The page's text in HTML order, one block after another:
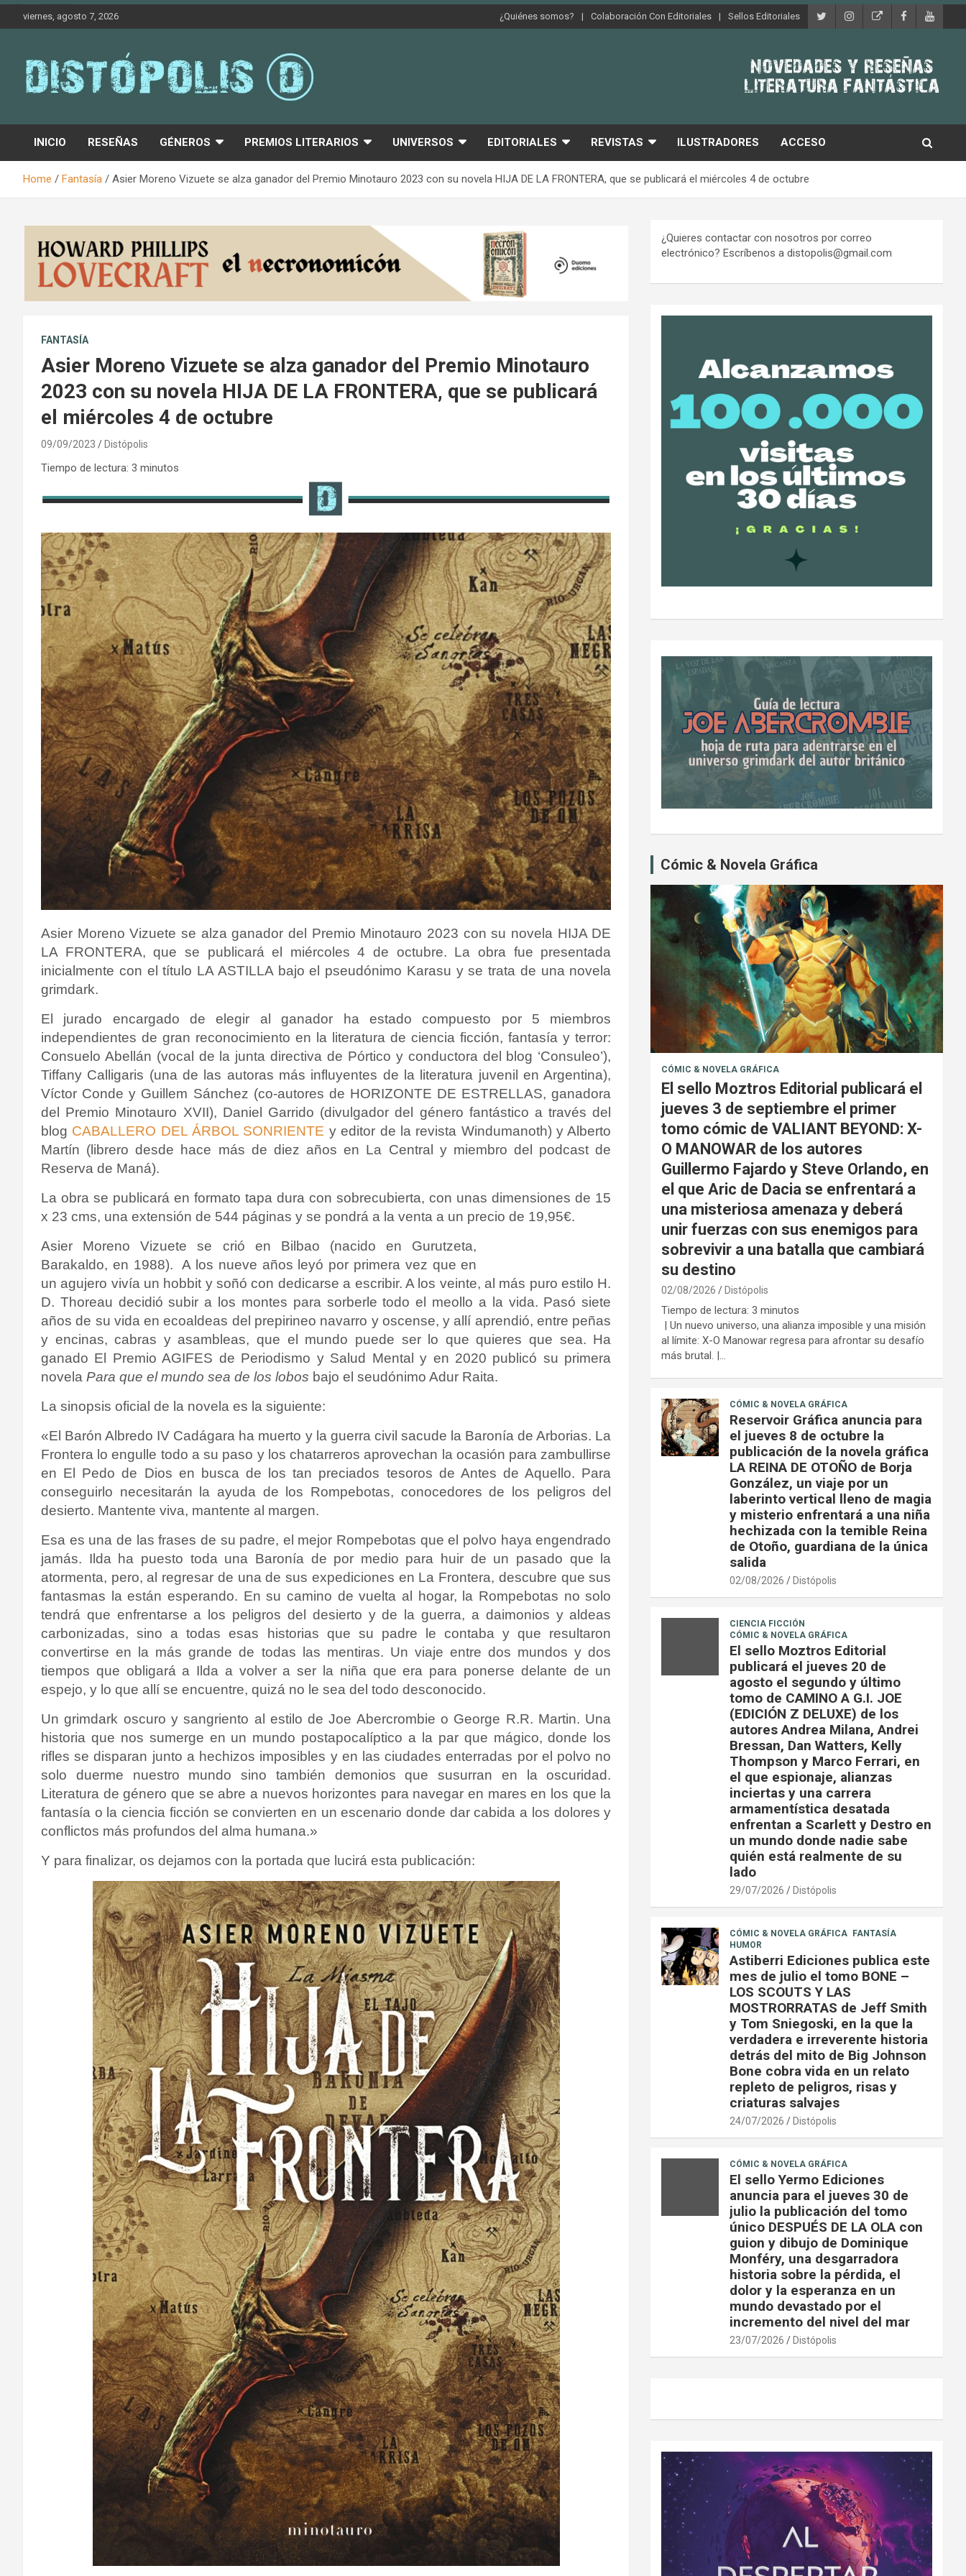
Skip
viernes, agosto 7, 2026 ¿Quiénes somos? Colaboración Con Editoriales Sellos Editoriales
Distópolis
INICIO RESEÑAS GÉNEROS PREMIOS LITERARIOS UNIVERSOS EDITORIALES REVISTAS ILUSTRADORES ACCESO
Home Fantasía Asier Moreno Vizuete se alza ganador del Premio Minotauro 2023 con su novela HIJA DE LA FRONTERA, que se publicará el miércoles 4 de octubre
FANTASÍA
Asier Moreno Vizuete se alza ganador del Premio Minotauro
2023 con su novela HIJA DE LA FRONTERA, que se publicará
el miércoles 4 de octubre
09/09/2023 Distópolis
Tiempo de lectura: 3 minutos
Asier Moreno Vizuete se alza ganador del Premio Minotauro 2023 con su novela HIJA DE
LA FRONTERA, que se publicará el miércoles 4 de octubre. La obra fue presentada
inicialmente con el título LA ASTILLA bajo el pseudónimo Karasu y se trata de una novela
grimdark.
El jurado encargado de elegir al ganador ha estado compuesto por 5 miembros
independientes de gran reconocimiento en la literatura de ciencia ficción, fantasía y terror:
Consuelo Abellán (vocal de la junta directiva de Pórtico y conductora del blog ‘Consuleo’),
Tiffany Calligaris (una de las autoras más influyentes de la literatura juvenil en Argentina),
Víctor Conde y Guillem Sánchez (co-autores de HORIZONTE DE ESTRELLAS, ganadora
del Premio Minotauro XVII), Daniel Garrido (divulgador del género fantástico a través del
blog CABALLERO DEL ÁRBOL SONRIENTE y editor de la revista Windumanoth) y Alberto
Martín (librero desde hace más de diez años en La Central y miembro del podcast de
Reserva de Maná).
La obra se publicará en formato tapa dura con sobrecubierta, con unas dimensiones de 15
x 23 cms, una extensión de 544 páginas y se pondrá a la venta a un precio de 19,95€.
Asier Moreno Vizuete se crió en Bilbao (nacido en Gurutzeta,
Barakaldo, en 1988). A los nueve años leyó por primera vez que en
un agujero vivía un hobbit y soñó con dedicarse a escribir. A los veinte, al más puro estilo H.
D. Thoreau decidió subir a los montes para sorberle todo el meollo a la vida. Pasó siete
años de su vida en ecoaldeas del prepirineo navarro y oscense, y allí aprendió, entre peñas
y encinas, cabras y asambleas, que el mundo puede ser lo que quieres que sea. Ha
ganado El Premio AGIFES de Periodismo y Salud Mental y en 2020 publicó su primera
novela Para que el mundo sea de los lobos bajo el seudónimo Adur Raita.
La sinopsis oficial de la novela es la siguiente:
«El Barón Albredo IV Cadágara ha muerto y la guerra civil sacude la Baronía de Arborias. La
Frontera lo engulle todo a su paso y los chatarreros aprovechan la ocasión para zambullirse
en El Pedo de Dios en busca de los tan preciados tesoros de Antes de Aquello. Para
conseguirlo necesitarán la ayuda de los Rompebotas, conocedores de los peligros del
desierto. Mantente viva, mantente al margen.
Esa es una de las frases de su padre, el mejor Rompebotas que el polvo haya engendrado
jamás. Ilda ha puesto toda una Baronía de por medio para huir de un pasado que la
atormenta, pero, al regresar de una de sus expediciones en La Frontera, descubre que sus
fantasmas la están esperando. En su camino de vuelta al hogar, la Rompebotas no solo
tendrá que enfrentarse a los peligros del desierto y de la guerra, a daimonios y aldeas
carbonizadas, sino a todas esas historias que su padre le contaba y que resultaron
convertirse en la más grande de todas las mentiras. Un viaje entre dos mundos y dos
tiempos que obligará a Ilda a volver a ser la niña que era para ponerse delante de un
espejo, y lo que allí se encuentre, quizá no le sea del todo desconocido.
Un grimdark oscuro y sangriento al estilo de Joe Abercrombie o George R.R. Martin. Una
historia que nos sumerge en un mundo postapocalíptico a la par que mágico, donde los
rifles se disparan junto a hechizos imposibles y en las ciudades enterradas por el polvo no
solo duerme nuestro mundo sino también demonios que susurran en la oscuridad.
Literatura de género que se abre a nuevos horizontes para navegar en mares en los que la
fantasía o la ciencia ficción se convierten en un escenario donde dar cabida a los dolores y
conflictos más profundos del alma humana.»
Y para finalizar, os dejamos con la portada que lucirá esta publicación:
¿Quieres contactar con nosotros por correo
electrónico? Escríbenos a distopolis@gmail.com
Cómic & Novela Gráfica
CÓMIC & NOVELA GRÁFICA
El sello Moztros Editorial publicará el
jueves 3 de septiembre el primer
tomo cómic de VALIANT BEYOND: X-
O MANOWAR de los autores
Guillermo Fajardo y Steve Orlando, en
el que Aric de Dacia se enfrentará a
una misteriosa amenaza y deberá
unir fuerzas con sus enemigos para
sobrevivir a una batalla que cambiará
su destino
02/08/2026 Distópolis
Tiempo de lectura: 3 minutos
| Un nuevo universo, una alianza imposible y una misión
al límite: X-O Manowar regresa para afrontar su desafío
más brutal. |…
CÓMIC & NOVELA GRÁFICA
Reservoir Gráfica anuncia para
el jueves 8 de octubre la
publicación de la novela gráfica
LA REINA DE OTOÑO de Borja
González, un viaje por un
laberinto vertical lleno de magia
y misterio enfrentará a una niña
hechizada con la temible Reina
de Otoño, guardiana de la única
salida
02/08/2026 Distópolis
CIENCIA FICCIÓN
CÓMIC & NOVELA GRÁFICA
El sello Moztros Editorial
publicará el jueves 20 de
agosto el segundo y último
tomo de CAMINO A G.I. JOE
(EDICIÓN Z DELUXE) de los
autores Andrea Milana, Andrei
Bressan, Dan Watters, Kelly
Thompson y Marco Ferrari, en
el que espionaje, alianzas
inciertas y una carrera
armamentística desatada
enfrentan a Scarlett y Destro en
un mundo donde nadie sabe
quién está realmente de su
lado
29/07/2026 Distópolis
CÓMIC & NOVELA GRÁFICA
FANTASÍA
HUMOR
Astiberri Ediciones publica este
mes de julio el tomo BONE –
LOS SCOUTS Y LAS
MOSTRORRATAS de Jeff Smith
y Tom Sniegoski, en la que la
verdadera e irreverente historia
detrás del mito de Big Johnson
Bone cobra vida en un relato
repleto de peligros, risas y
criaturas salvajes
24/07/2026 Distópolis
CÓMIC & NOVELA GRÁFICA
El sello Yermo Ediciones
anuncia para el jueves 30 de
julio la publicación del tomo
único DESPUÉS DE LA OLA con
guion y dibujo de Dominique
Monféry, una desgarradora
historia sobre la pérdida, el
dolor y la esperanza en un
mundo devastado por el
incremento del nivel del mar
23/07/2026 Distópolis